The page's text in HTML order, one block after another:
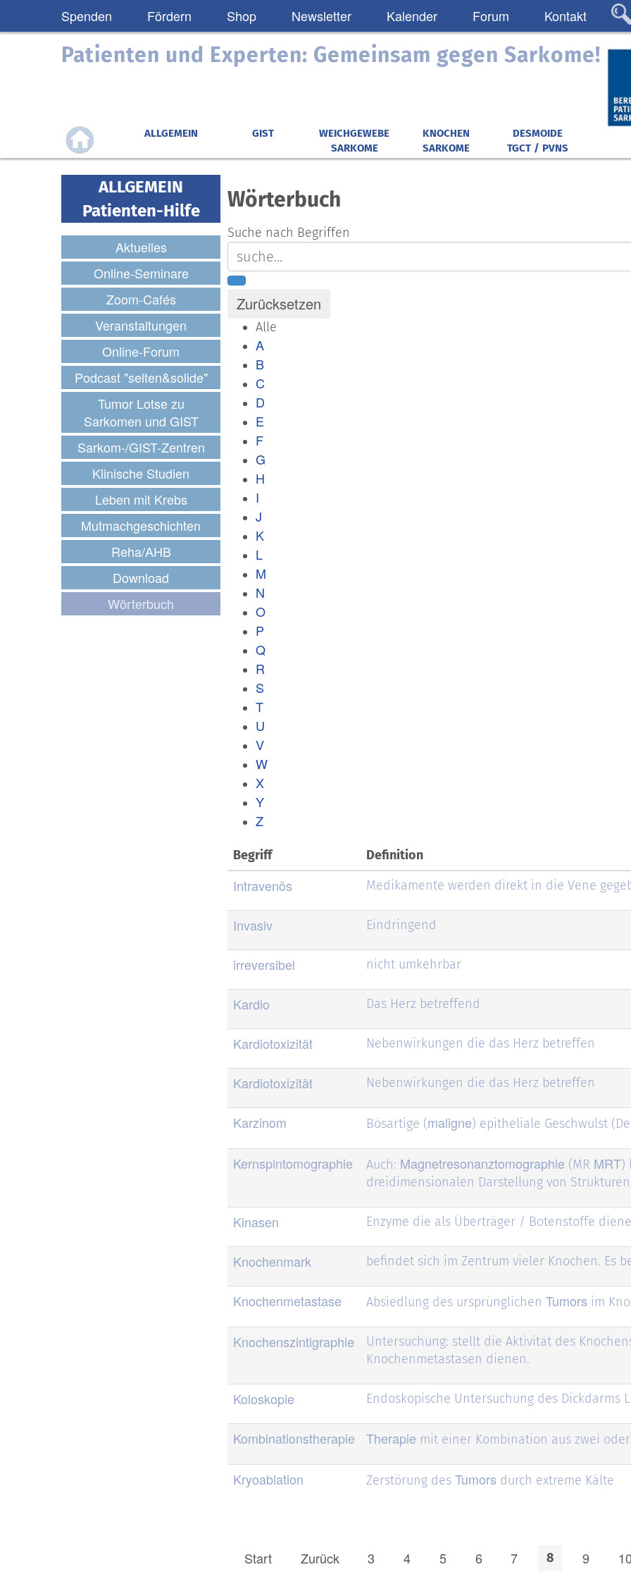
Spenden Fördern Shop Newsletter Kalender Forum Kontakt
Patienten und Experten: Gemeinsam gegen Sarkome!
ALLGEMEIN GIST
WEICHGEWEBE
SARKOME
KNOCHEN
SARKOME
DESMOIDE
TGCT / PVNS
ALLGEMEIN
Patienten-Hilfe
Aktuelles
Online-Seminare
Zoom-Cafés
Veranstaltungen
Online-Forum
Podcast "selten&solide"
Tumor Lotse zu
Sarkomen und GIST
Sarkom-/GIST-Zentren
Klinische Studien
Leben mit Krebs
Mutmachgeschichten
Reha/AHB
Download
Wörterbuch
Wörterbuch
Suche nach Begriffen
Alle
A
B
C
D
E
F
G
H
I
J
K
L
M
N
O
P
Q
R
S
T
U
V
W
X
Y
Z
Begriff Definition
Intravenös Medikamente werden direkt in die Vene
Invasiv Eindringend
irreversibel nicht umkehrbar
Kardio Das Herz betreffend
Kardiotoxizität Nebenwirkungen die das Herz betreffen
Kardiotoxizität Nebenwirkungen die das Herz betreffen
Karzinom Bösartige (maligne) epitheliale Geschwulst
Kernspintomographie Auch: Magnetresonanztomographie (MR MRT)
dreidimensionalen Darstellung von
Kinasen Enzyme die als Überträger / Botenstoffe
Knochenmark befindet sich im Zentrum vieler Knochen. Es
Knochenmetastase Absiedlung des ursprünglichen Tumors im
Knochenszintigraphie
Untersuchung: stellt die Aktivität des
Knochenmetastasen dienen.
Koloskopie Endoskopische Untersuchung des Dickdarms
Kombinationstherapie Therapie mit einer Kombination aus zwei
Kryoablation Zerstörung des Tumors durch extreme Kälte
Start Zurück 3 4 5 6 7 8 9